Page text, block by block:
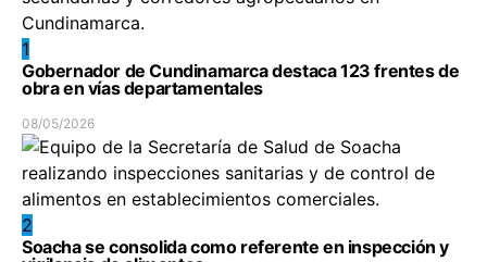
1
Gobernador de Cundinamarca destaca 123 frentes de
obra en vías departamentales
08/05/2026
2
Soacha se consolida como referente en inspección y